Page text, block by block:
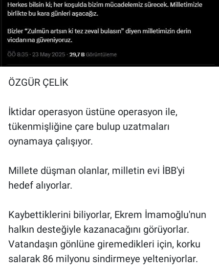
ÖZGÜR ÇELİK
İktidar operasyon üstüne operasyon ile,
tükenmişliğine çare bulup uzatmaları
oynamaya çalışıyor.
Millete düşman olanlar, milletin evi İBB'yi
hedef alıyorlar.
Kaybettiklerini biliyorlar, Ekrem İmamoğlu'nun
halkın desteğiyle kazanacağını görüyorlar.
Vatandaşın gönlüne giremedikleri için, korku
salarak 86 milyonu sindirmeye yelteniyorlar.
Canlı Yayın